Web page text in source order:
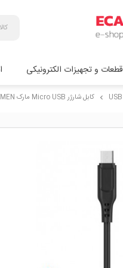
قطعات و تجهیزات الکترونیکی
chevron_right کابل شارژر Micro USB مارک DENMEN مدل D01V